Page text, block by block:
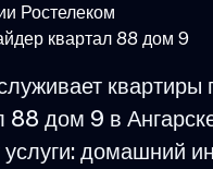
Ростелеком
квартал 88 дом 9
квартиры
88 дом 9 в
домашний